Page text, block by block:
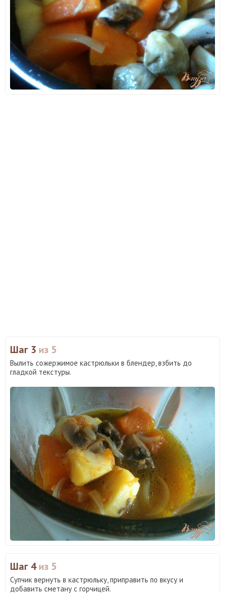
Шаг 3 из 5
Вылить сожержимое кастрюльки в блендер, взбить до
гладкой текстуры.
Шаг 4из 5
Супчик вернуть в кастрюльку, приправить по вкусу и
добавить сметану с горчицей.